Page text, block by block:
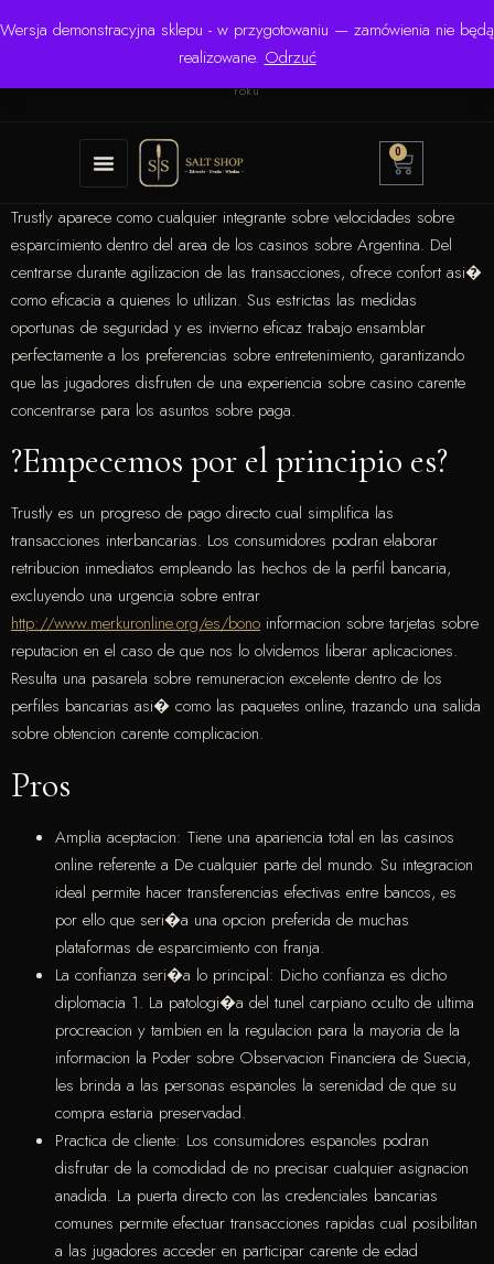
Wersja demonstracyjna sklepu - w przygotowaniu — zamówienia nie będą
realizowane. Odrzuć
☎ +48 506 504 900
✉
krzysztof.lipinski@salinarium.com
Pon.–Pt. 8:00–16:00 | Bezpośredni importer od 1999
roku
0
Trustly aparece como cualquier integrante sobre velocidades sobre
esparcimiento dentro del area de los casinos sobre Argentina. Del
centrarse durante agilizacion de las transacciones, ofrece confort asi�
como eficacia a quienes lo utilizan. Sus estrictas las medidas
oportunas de seguridad y es invierno eficaz trabajo ensamblar
perfectamente a los preferencias sobre entretenimiento, garantizando
que las jugadores disfruten de una experiencia sobre casino carente
concentrarse para los asuntos sobre paga.
?Empecemos por el principio es?
Trustly es un progreso de pago directo cual simplifica las
transacciones interbancarias. Los consumidores podran elaborar
retribucion inmediatos empleando las hechos de la perfil bancaria,
excluyendo una urgencia sobre entrar
http://www.merkuronline.org/es/bono informacion sobre tarjetas sobre
reputacion en el caso de que nos lo olvidemos liberar aplicaciones.
Resulta una pasarela sobre remuneracion excelente dentro de los
perfiles bancarias asi� como las paquetes online, trazando una salida
sobre obtencion carente complicacion.
Pros
Amplia aceptacion: Tiene una apariencia total en las casinos
online referente a De cualquier parte del mundo. Su integracion
ideal permite hacer transferencias efectivas entre bancos, es
por ello que seri�a una opcion preferida de muchas
plataformas de esparcimiento con franja.
La confianza seri�a lo principal: Dicho confianza es dicho
diplomacia 1. La patologi�a del tunel carpiano oculto de ultima
procreacion y tambien en la regulacion para la mayoria de la
informacion la Poder sobre Observacion Financiera de Suecia,
les brinda a las personas espanoles la serenidad de que su
compra estaria preservadad.
Practica de cliente: Los consumidores espanoles podran
disfrutar de la comodidad de no precisar cualquier asignacion
anadida. La puerta directo con las credenciales bancarias
comunes permite efectuar transacciones rapidas cual posibilitan
a las jugadores acceder en participar carente de edad